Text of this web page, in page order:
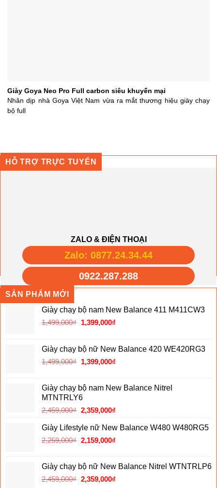
HỖ TRỢ TRỰC TUYẾN
ZALO & ĐIỆN THOẠI
Zalo: 0877.24.34.44
0922.287.288
SẢN PHẨM MỚI
Giày chạy bộ nam New Balance 411 M411CW3
1,499,000₫ Giá
1,499,000₫.
1,399,000₫Giá
là:
1,399,000₫.
Giày chạy bộ nữ New Balance 420 WE420RG3
1,499,000₫ Giá
1,499,000₫.
1,399,000₫Giá
là:
Giày chạy bộ nam New Balance Nitrel
MTNTRLY6
2,459,000₫ Giá
là:
2,459,000₫.
2,359,000₫Giá
tại
là:
Giày Lifestyle nữ New Balance W480 W480RG5
2,259,000₫ Giá
2,259,000₫.
2,159,000₫Giá
là:
2,159,000₫.
Giày chạy bộ nữ New Balance Nitrel WTNTRLP6
2,459,000₫ Giá
2,359,000₫Giá
Giày Goya Neo Pro Full carbon siêu khuyến mại
Nhân dịp nhà Goya Việt Nam vừa ra mắt thương hiệu giày chạy
bộ full